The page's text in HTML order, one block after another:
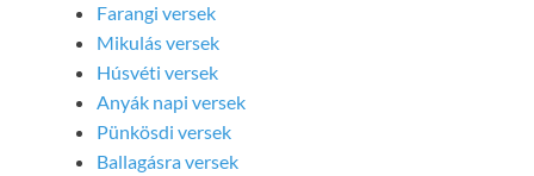
Farangi versek
Mikulás versek
Húsvéti versek
Anyák napi versek
Pünkösdi versek
Ballagásra versek